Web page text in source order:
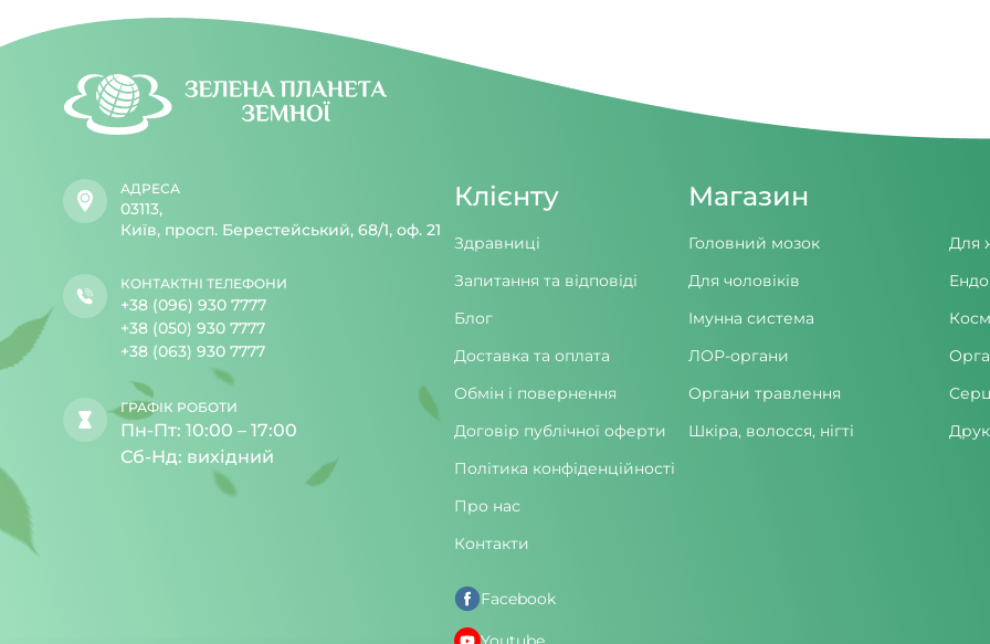
АДРЕСА
03113,
Київ, просп. Берестейський, 68/1, оф. 21
КОНТАКТНІ ТЕЛЕФОНИ
+38 (096) 930 7777
+38 (050) 930 7777
+38 (063) 930 7777
ГРАФІК РОБОТИ
Пн-Пт: 10:00 – 17:00
Сб-Нд: вихідний
Клієнту
Здравниці
Запитання та відповіді
Блог
Доставка та оплата
Обмін і повернення
Договір публічної оферти
Політика конфіденційності
Про нас
Контакти
Facebook
Магазин
Головний мозок Для
Для чоловіків
Імунна система
ЛОР-органи
Органи травлення
Шкіра, волосся, нігті